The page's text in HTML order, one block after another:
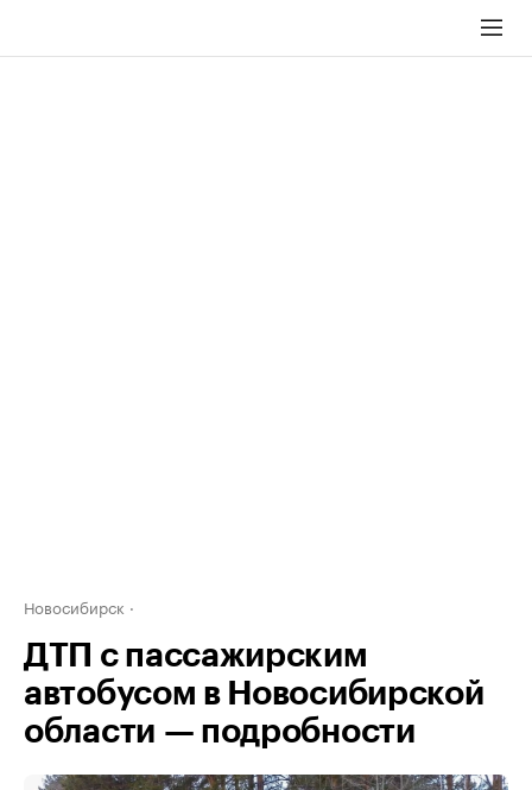
Новосибирск
ДТП с пассажирским
автобусом в Новосибирской
области — подробности